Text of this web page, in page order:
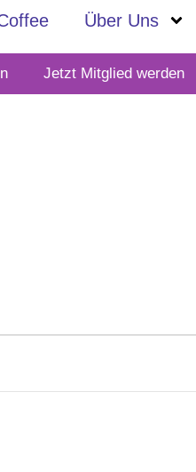
Über Uns
Jetzt Mitglied werden